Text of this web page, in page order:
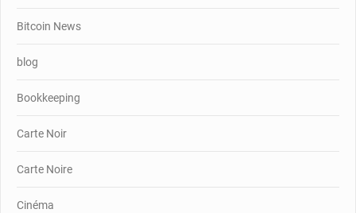
Bitcoin News
blog
Bookkeeping
Carte Noir
Carte Noire
Cinéma